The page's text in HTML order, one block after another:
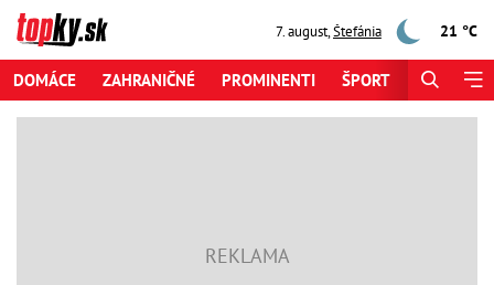
7. august,Štefánia 21 °C
DOMÁCE ZAHRANIČNÉ PROMINENTI ŠPORT